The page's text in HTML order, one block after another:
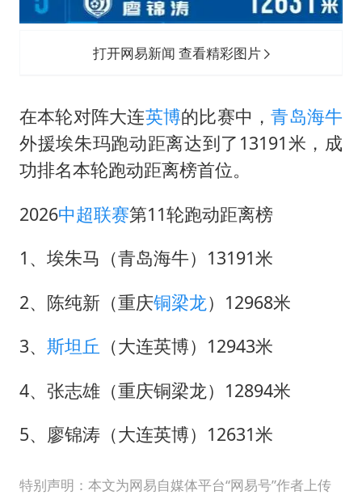
打开网易新闻 查看精彩图片
在本轮对阵大连英博的比赛中，青岛海牛
外援埃朱玛跑动距离达到了13191米，成
功排名本轮跑动距离榜首位。
2026中超联赛第11轮跑动距离榜
1、埃朱马（青岛海牛）13191米
2、陈纯新（重庆铜梁龙）12968米
3、 斯坦丘 （大连英博）12943米
4、张志雄（重庆铜梁龙）12894米
5、廖锦涛（大连英博）12631米
特别声明：本文为网易自媒体平台“网易号”作者上传